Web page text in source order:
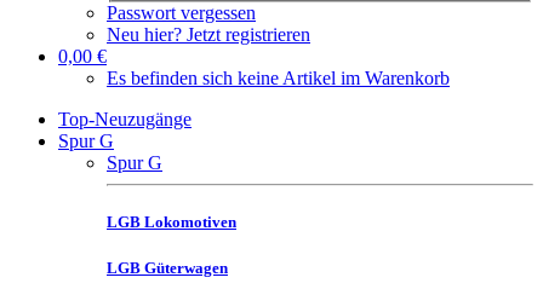
Passwort vergessen
Neu hier? Jetzt registrieren
0,00 €
Es befinden sich keine Artikel im Warenkorb
Top-Neuzugänge
Spur G
Spur G
LGB Lokomotiven
LGB Güterwagen